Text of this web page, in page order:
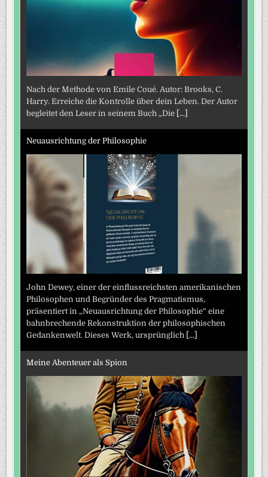
Nach der Methode von Emile Coué. Autor: Brooks, C.
Harry. Erreiche die Kontrolle über dein Leben. Der Autor
begleitet den Leser in seinem Buch „Die [...]
Neuausrichtung der Philosophie
John Dewey, einer der einflussreichsten amerikanischen
Philosophen und Begründer des Pragmatismus,
präsentiert in „Neuausrichtung der Philosophie“ eine
bahnbrechende Rekonstruktion der philosophischen
Gedankenwelt. Dieses Werk, ursprünglich
[...]
Meine Abenteuer als Spion